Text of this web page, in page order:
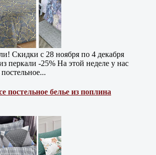
Скидки с 28 ноября по 4 декабря
перкали -25% На этой неделе у нас
постельное белье из поплина